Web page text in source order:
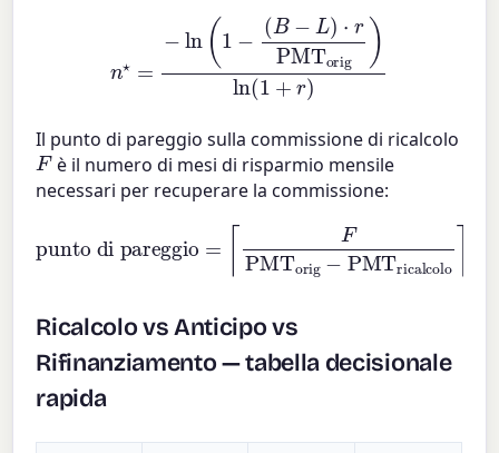
⋆ ln(1−
PMT orig) (1+ )
Il punto di pareggio sulla commissione di ricalcolo
F è il numero di mesi di risparmio mensile
necessari per recuperare la commissione:
PMTorig ricalcolo
Ricalcolo vs Anticipo vs
Rifinanziamento — tabella decisionale
rapida